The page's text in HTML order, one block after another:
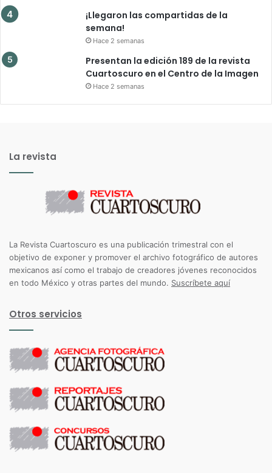
¡Llegaron las compartidas de la
semana!
Hace 2 semanas
Presentan la edición 189 de la revista
Cuartoscuro en el Centro de la Imagen
Hace 2 semanas
La revista
La Revista Cuartoscuro es una publicación trimestral con el
objetivo de exponer y promover el archivo fotográfico de autores
mexicanos así como el trabajo de creadores jóvenes reconocidos
en todo México y otras partes del mundo. Suscríbete aquí
Otros servicios